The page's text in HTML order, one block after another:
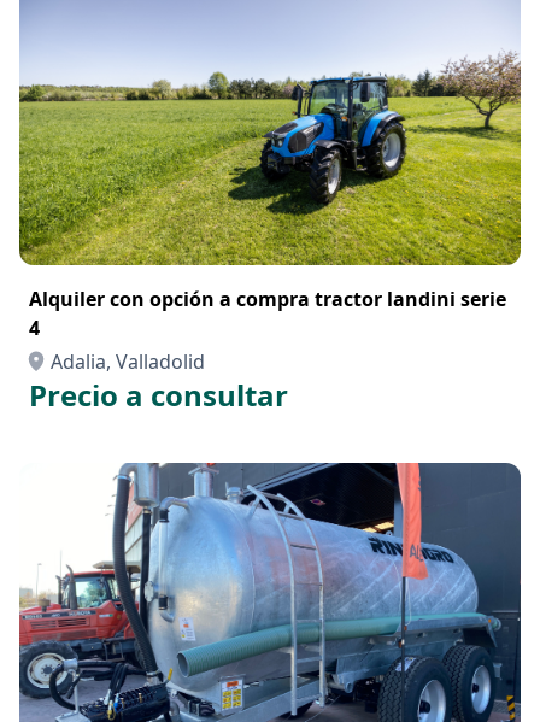
Alquiler con opción a compra tractor landini serie
4
Adalia, Valladolid
Precio a consultar